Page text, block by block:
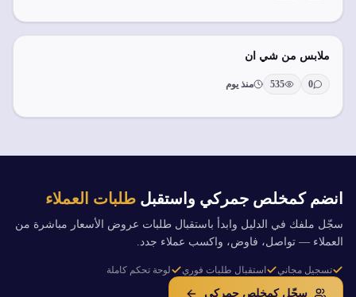
ملابس من شي ان
0
535 منذ يوم
انضم كمخلص جمركي واستقبل طلبات العملاء
سجّل ملفك في الدليل وابدأ باستقبال طلبات عروض الأسعار مباشرة من
العملاء — تواصل، فاوض، واكسب عملاء جدد.
تسجيل مجاني استقبال طلبات فوري لوحة تحكم كاملة
سجّل كمخلص جمركي